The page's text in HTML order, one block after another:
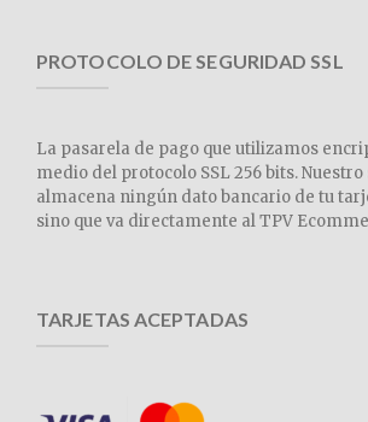
PROTOCOLO DE SEGURIDAD SSL
La pasarela de pago que utilizamos
medio del protocolo SSL 256 bits.
almacena ningún dato bancario de tu
sino que va directamente al TPV
TARJETAS ACEPTADAS